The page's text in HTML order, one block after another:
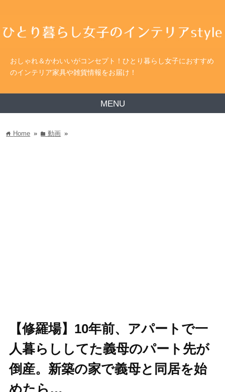
おしゃれ＆かわいいがコンセプト！ひとり暮らし女子におすすめ
のインテリア家具や雑貨情報をお届け！
MENU
home Home » folder動画 »
【修羅場】10年前、アパートで一
人暮らししてた義母のパート先が
倒産。新築の家で義母と同居を始
めたら…